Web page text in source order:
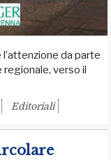
da parte
regionale, verso il
Editoriali